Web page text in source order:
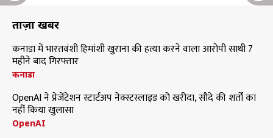
ताज़ा खबरें
कनाडा में भारतवंशी हिमांशी खुराना की हत्या करने वाला आरोपी साथी 7
महीने बाद गिरफ्तार
कनाडा
OpenAI ने प्रेजेंटेशन स्टार्टअप नेक्स्टस्लाइड को खरीदा, सौदे की शर्तों का
नहीं किया खुलासा
OpenAI